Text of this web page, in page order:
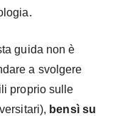
guida non è
a svolgere
proprio sulle
bensì su